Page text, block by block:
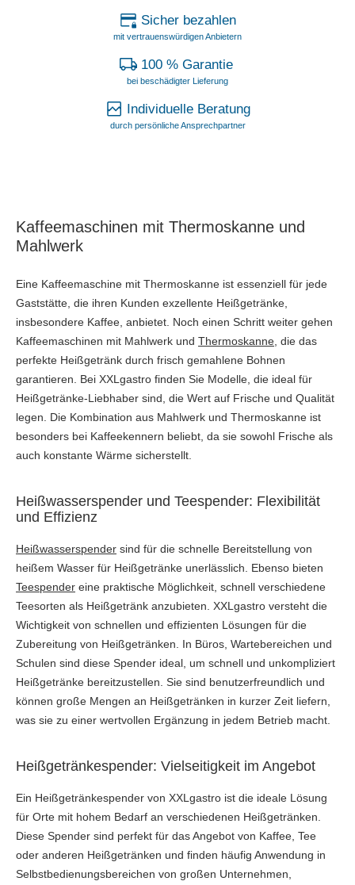
Sicher bezahlen
mit vertrauenswürdigen Anbietern
100 % Garantie
bei beschädigter Lieferung
Individuelle Beratung
durch persönliche Ansprechpartner
Kaffeemaschinen mit Thermoskanne und
Mahlwerk
Eine Kaffeemaschine mit Thermoskanne ist essenziell für jede
Gaststätte, die ihren Kunden exzellente Heißgetränke,
insbesondere Kaffee, anbietet. Noch einen Schritt weiter gehen
Kaffeemaschinen mit Mahlwerk und Thermoskanne , die das
perfekte Heißgetränk durch frisch gemahlene Bohnen
garantieren. Bei XXLgastro finden Sie Modelle, die ideal für
Heißgetränke-Liebhaber sind, die Wert auf Frische und Qualität
legen. Die Kombination aus Mahlwerk und Thermoskanne ist
besonders bei Kaffeekennern beliebt, da sie sowohl Frische als
auch konstante Wärme sicherstellt.
Heißwasserspender und Teespender: Flexibilität
und Effizienz
Heißwasserspender sind für die schnelle Bereitstellung von
heißem Wasser für Heißgetränke unerlässlich. Ebenso bieten
Teespender eine praktische Möglichkeit, schnell verschiedene
Teesorten als Heißgetränk anzubieten. XXLgastro versteht die
Wichtigkeit von schnellen und effizienten Lösungen für die
Zubereitung von Heißgetränken. In Büros, Wartebereichen und
Schulen sind diese Spender ideal, um schnell und unkompliziert
Heißgetränke bereitzustellen. Sie sind benutzerfreundlich und
können große Mengen an Heißgetränken in kurzer Zeit liefern,
was sie zu einer wertvollen Ergänzung in jedem Betrieb macht.
Heißgetränkespender: Vielseitigkeit im Angebot
Ein Heißgetränkespender von XXLgastro ist die ideale Lösung
für Orte mit hohem Bedarf an verschiedenen Heißgetränken.
Diese Spender sind perfekt für das Angebot von Kaffee, Tee
oder anderen Heißgetränken und finden häufig Anwendung in
Selbstbedienungsbereichen von großen Unternehmen,